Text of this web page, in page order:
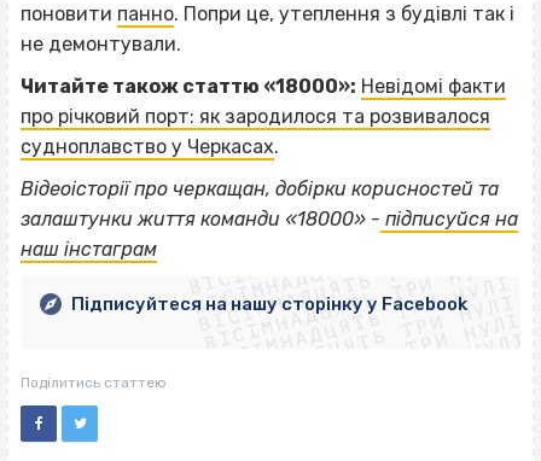
поновити панно. Попри це, утеплення з будівлі так і
не демонтували.
Читайте також статтю «18000»: Невідомі факти
про річковий порт: як зародилося та розвивалося
судноплавство у Черкасах.
Відеоісторії про черкащан, добірки корисностей та
залаштунки життя команди «18000» - підписуйся на
наш інстаграм
ВІСІМНАДЦЯТЬ ТРИ НУЛІ
ВІСІМНАДЦЯТЬ ТРИ НУЛІ
ВІСІМНАДЦЯТЬ ТРИ НУЛІ
ВІСІМНАДЦЯТЬ ТРИ НУЛІ
ВІСІМНАДЦЯТЬ ТРИ НУЛІ
ВІСІМНАДЦЯТЬ ТРИ НУЛІ
ВІСІМНАДЦЯТЬ ТРИ НУЛІ
ВІСІМНАДЦЯТЬ ТРИ НУЛІ
Підписуйтеся на нашу сторінку у Facebook
Поділитись статтею